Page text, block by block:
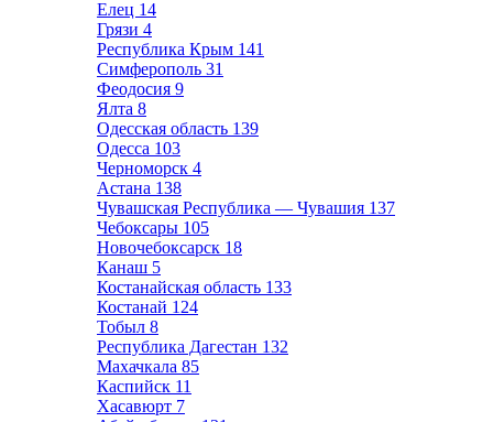
Елец 14
Грязи 4
Республика Крым 141
Симферополь 31
Феодосия 9
Ялта 8
Одесская область 139
Одесса 103
Черноморск 4
Астана 138
Чувашская Республика — Чувашия 137
Чебоксары 105
Новочебоксарск 18
Канаш 5
Костанайская область 133
Костанай 124
Тобыл 8
Республика Дагестан 132
Махачкала 85
Каспийск 11
Хасавюрт 7